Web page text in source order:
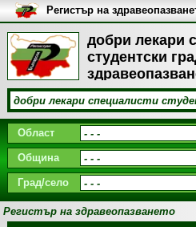
добри лекари
студентски
Регистър на
медицинските заведения в
България
Област
Община
Град/село
Регистър на здравеопазването